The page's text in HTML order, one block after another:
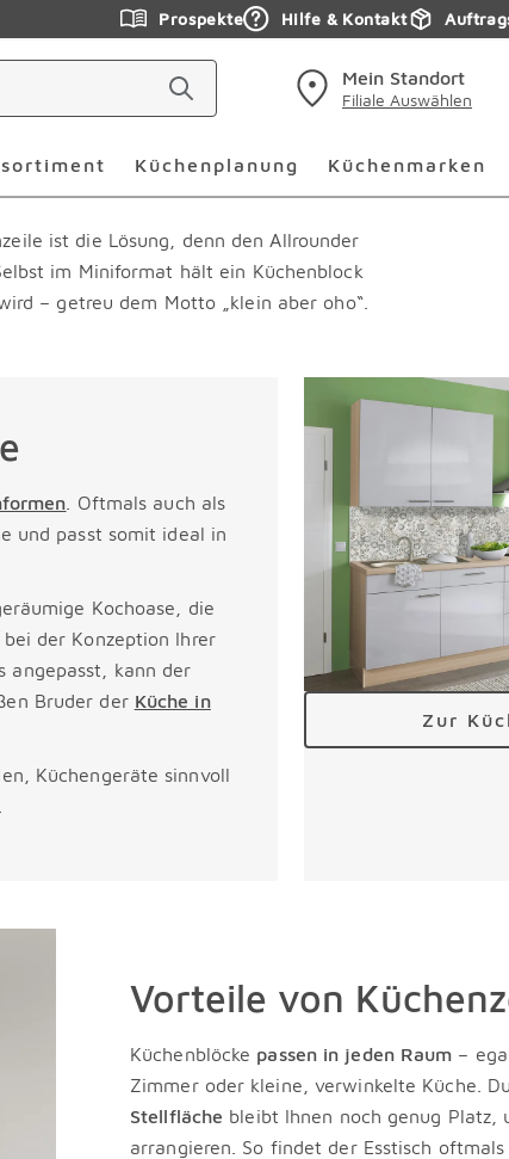
Prospekte Hilfe & Kontakt
Mein Standort
Filiale Auswählen
Küchenplanung Küchenmarken
ist die Lösung, denn den Allrounder
im Miniformat hält ein Küchenblock
– getreu dem Motto „klein aber oho“.
. Oftmals auch als
und passt somit ideal in
Kochoase, die
der Konzeption Ihrer
angepasst, kann der
Bruder der Küche in
Küchengeräte sinnvoll
Zur
Vorteile von
Küchenblöcke passen in jeden Raum –
Zimmer oder kleine, verwinkelte Küche.
Stellfläche bleibt Ihnen noch genug Platz,
arrangieren. So findet der Esstisch